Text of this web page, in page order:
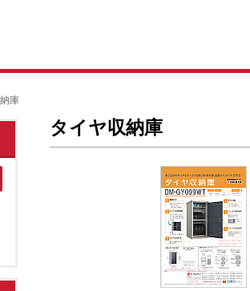
庫
タイヤ収納庫